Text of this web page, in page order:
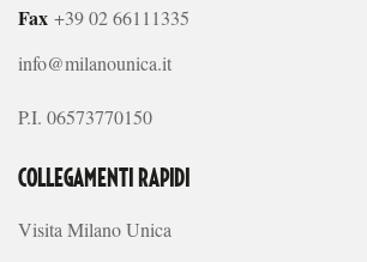
Fax +39 02 66111335
info@milanounica.it
P.I. 06573770150
COLLEGAMENTI RAPIDI
Visita Milano Unica